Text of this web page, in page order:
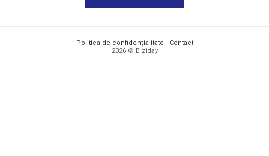
Politica de confidențialitate · Contact
2026 © Biziday